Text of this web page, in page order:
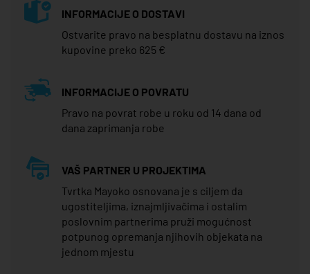
INFORMACIJE O DOSTAVI
Ostvarite pravo na besplatnu dostavu na iznos
kupovine preko 625 €
INFORMACIJE O POVRATU
Pravo na povrat robe u roku od 14 dana od
dana zaprimanja robe
VAŠ PARTNER U PROJEKTIMA
Tvrtka Mayoko osnovana je s ciljem da
ugostiteljima, iznajmljivačima i ostalim
poslovnim partnerima pruži mogućnost
potpunog opremanja njihovih objekata na
jednom mjestu